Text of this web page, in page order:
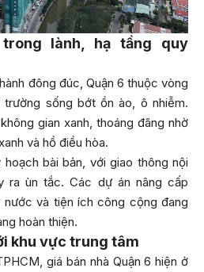
lành, hạ tầng quy
đông đúc, Quận 6 thuộc vòng
trường sống bớt ồn ào, ô nhiễm.
gian xanh, thoáng đãng nhờ
và hồ điều hòa.
bài bản, với giao thông nội
ra ùn tắc. Các dự án nâng cấp
và tiện ích công cộng đang
hoàn thiện.
khu vực trung tâm
giá bán nhà Quận 6 hiện ở